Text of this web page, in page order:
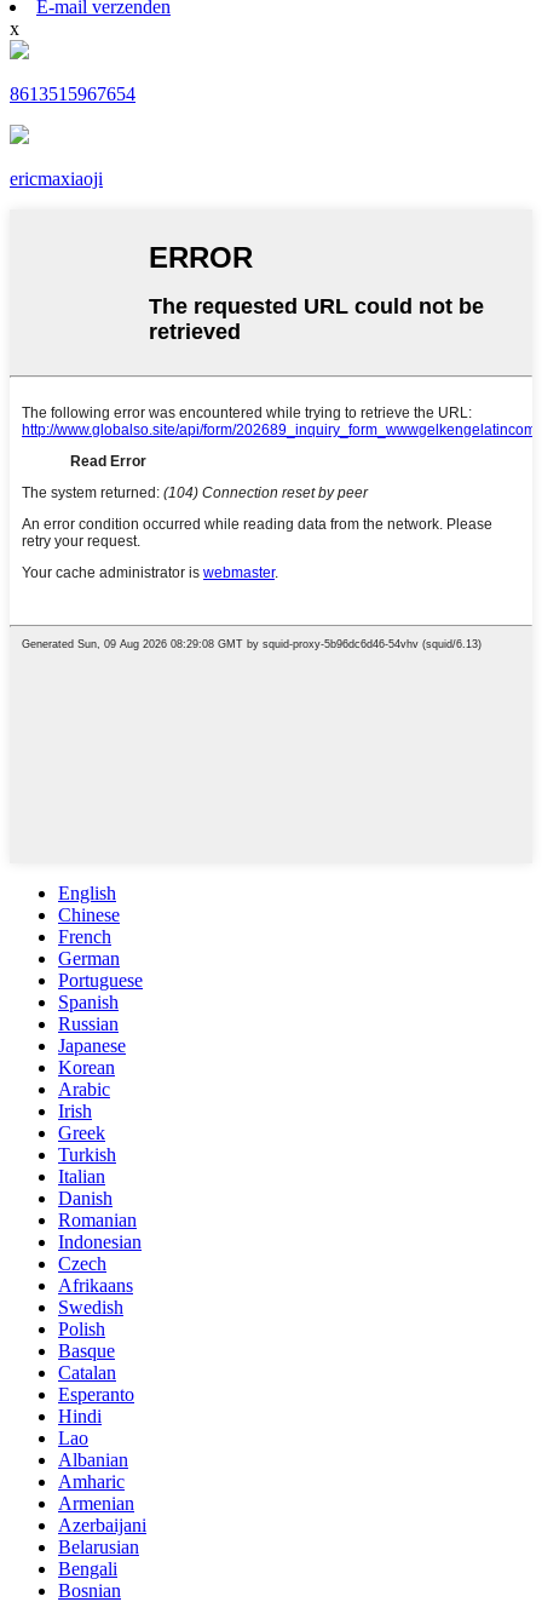
E-mail verzenden
x
8613515967654
ericmaxiaoji
English
Chinese
French
German
Portuguese
Spanish
Russian
Japanese
Korean
Arabic
Irish
Greek
Turkish
Italian
Danish
Romanian
Indonesian
Czech
Afrikaans
Swedish
Polish
Basque
Catalan
Esperanto
Hindi
Lao
Albanian
Amharic
Armenian
Azerbaijani
Belarusian
Bengali
Bosnian